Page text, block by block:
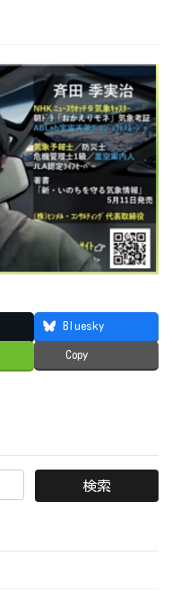
Bluesky
Copy